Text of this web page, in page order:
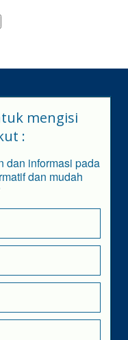
mengisi
:
dan informasi pada
dan mudah